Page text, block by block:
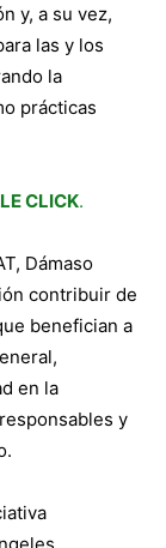
y, a su vez,
las y los
la
prácticas
CLICK.
Dámaso
contribuir de
benefician a
en la
y